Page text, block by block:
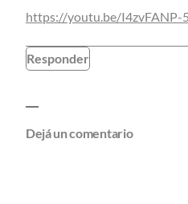
https://youtu.be/I4zvFANP-
Responder
Dejá un comentario